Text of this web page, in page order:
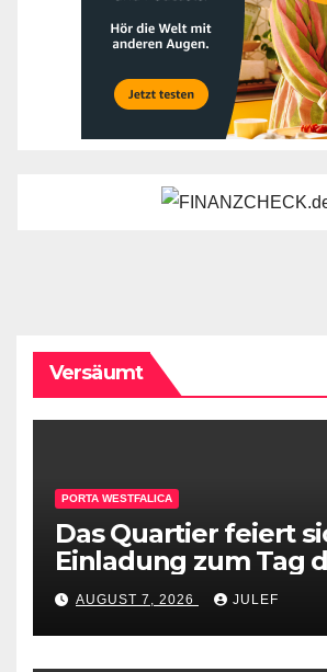
Versäumt
PORTA WESTFALICA
Das Quartier feiert
Einladung zum Tag
Begegnung
AUGUST 7, 2026 JULEF